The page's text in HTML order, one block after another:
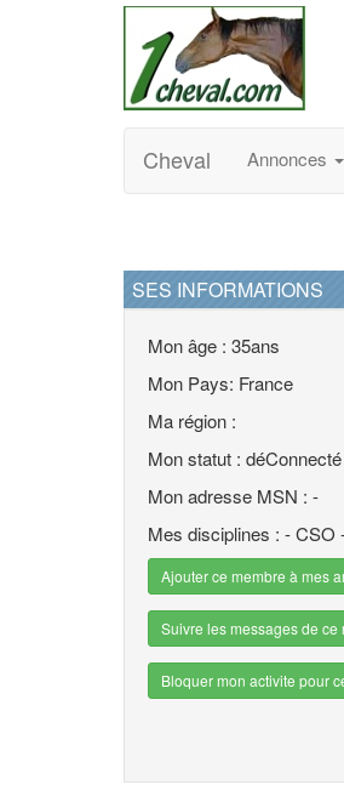
Cheval Annonces
SES INFORMATIONS
Mon âge : 35ans
Mon Pays: France
Ma région :
Mon statut : déConnecté
Mon adresse MSN : -
Mes disciplines : - CSO
Ajouter ce membre à mes
Suivre les messages de ce
Bloquer mon activite pour